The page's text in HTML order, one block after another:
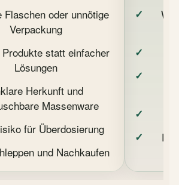
Flaschen oder unnötige
Verpackung
statt einfacher
Lösungen
Herkunft und
Massenware
für Überdosierung
und Nachkaufen